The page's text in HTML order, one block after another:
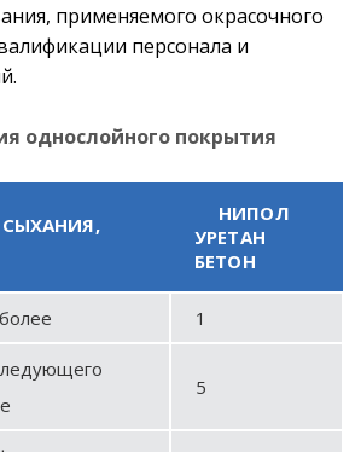
применяемого окрасочного
персонала и
однослойного покрытия
НИПОЛ
УРЕТАН
БЕТОН
1
5